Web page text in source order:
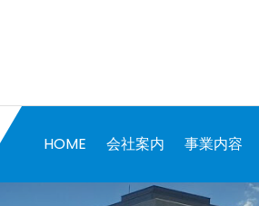
HOME 会社案内 事業内容